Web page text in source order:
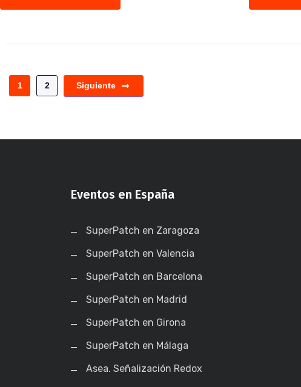
1 2 Siguiente
Eventos en España
SuperPatch en Zaragoza
SuperPatch en Valencia
SuperPatch en Barcelona
SuperPatch en Madrid
SuperPatch en Girona
SuperPatch en Málaga
Asea. Señalización Redox